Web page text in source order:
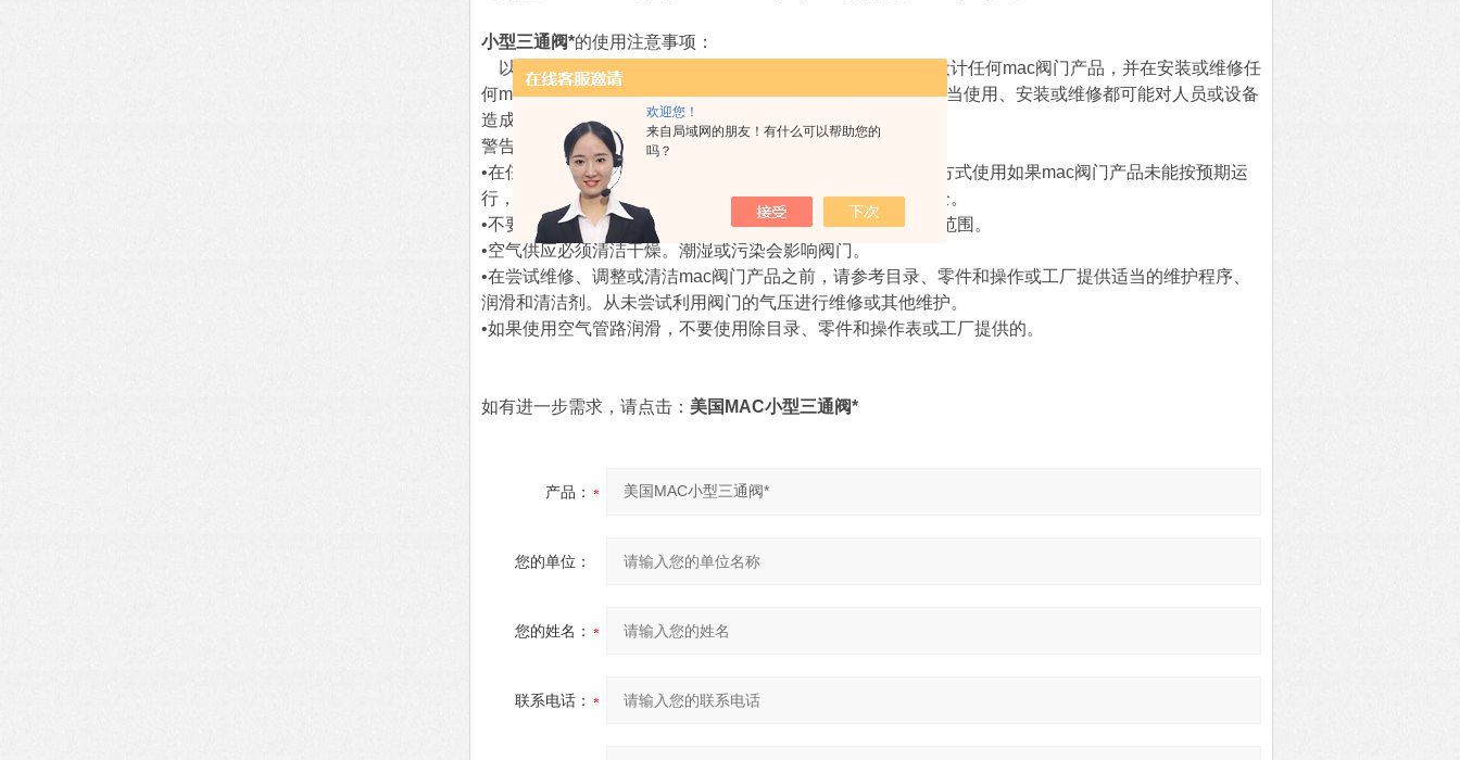
欢迎您！
来自局域网的朋友！有什么可以帮助您的
吗？
小型三通阀*的使用注意事项：
以下警告和注意事项在阅读和理解之前非常重要在系统中设计任何mac阀门产品，并在安装或维修任
何mac阀门之前产品。在某些系统中，任何mac阀门产品的不当使用、安装或维修都可能对人员或设备
造成危害。在重要性上不应区分警告和注意事项。
警告：
•在任何情况下，Mac阀门产品都不得用于任何应用或以任何方式使用如果mac阀门产品未能按预期运
行，可能以任何方式危及操作员或任何其他人员或财产的安全。
•不要在阀门标签上列出的压力范围之外或范围之外操作温度范围。
•空气供应必须清洁干燥。潮湿或污染会影响阀门。
•在尝试维修、调整或清洁mac阀门产品之前，请参考目录、零件和操作或工厂提供适当的维护程序、
润滑和清洁剂。从未尝试利用阀门的气压进行维修或其他维护。
•如果使用空气管路润滑，不要使用除目录、零件和操作表或工厂提供的。
如有进一步需求，请点击： 美国MAC小型三通阀*
产品：
您的单位：
您的姓名：
联系电话：